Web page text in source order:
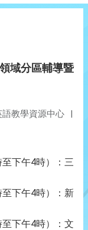
域分區輔導暨
語教學資源中心 |
至下午4時）：三
至下午4時）：新
至下午4時）：文